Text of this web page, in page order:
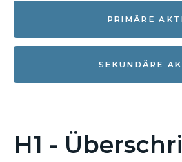
PRIMÄRE
SEKUNDÄRE
H1 -